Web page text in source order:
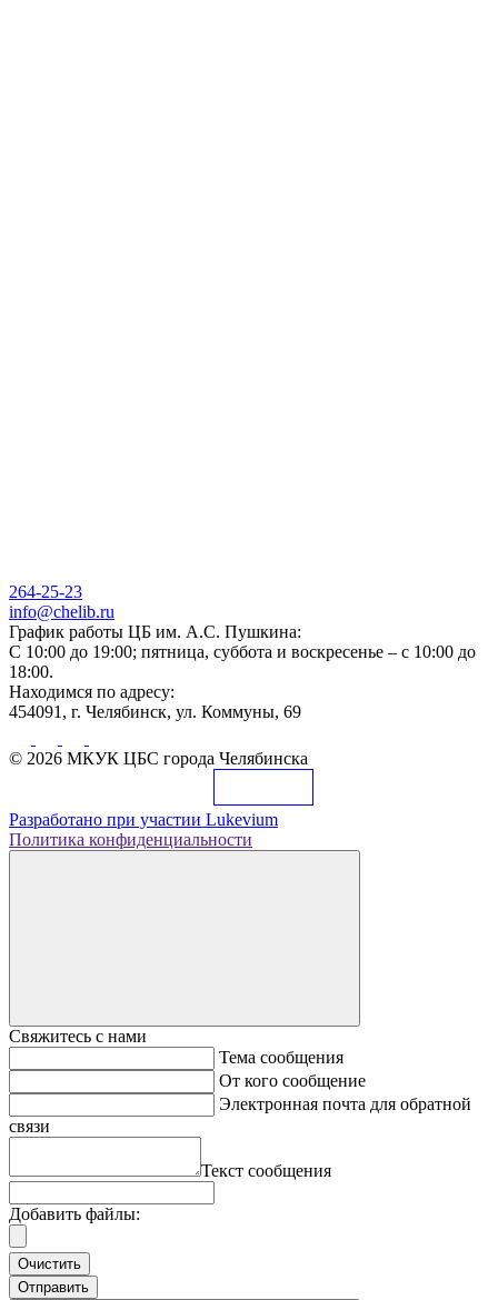
264-25-23
info@chelib.ru
График работы ЦБ им. А.С. Пушкина:
С 10:00 до 19:00; пятница, суббота и воскресенье – с 10:00 до
18:00.
Находимся по адресу:
454091, г. Челябинск, ул. Коммуны, 69
© 2026 МКУК ЦБС города Челябинска
Разработано при участии Lukevium
Политика конфиденциальности
Свяжитесь с нами
Тема сообщения
От кого сообщение
Электронная почта для обратной
связи
Текст сообщения
Добавить файлы:
Очистить
Отправить